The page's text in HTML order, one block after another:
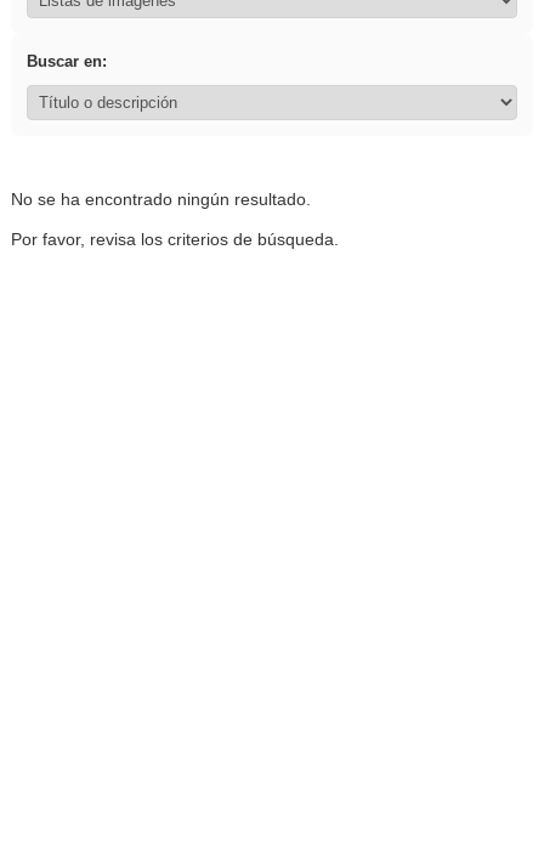
Buscar en:
No se ha encontrado ningún resultado.
Por favor, revisa los criterios de búsqueda.